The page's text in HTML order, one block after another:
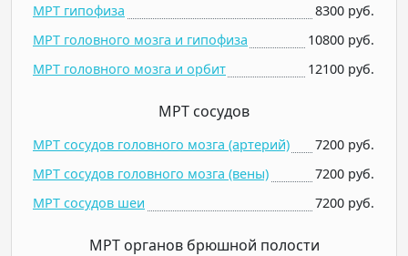
МРТ гипофиза
8300 руб.
МРТ головного мозга и гипофиза
10800 руб.
МРТ головного мозга и орбит
12100 руб.
МРТ сосудов
МРТ сосудов головного мозга (артерий)
7200 руб.
МРТ сосудов головного мозга (вены)
7200 руб.
МРТ сосудов шеи
7200 руб.
МРТ органов брюшной полости